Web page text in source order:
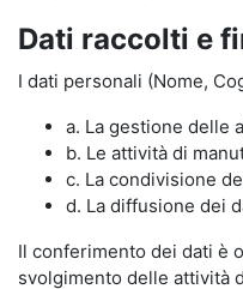
Dati raccolti e
I dati personali (Nome,
a. La gestione delle
b. Le attività di
c. La condivisione
d. La diffusione dei
Il conferimento dei dati è
svolgimento delle attività